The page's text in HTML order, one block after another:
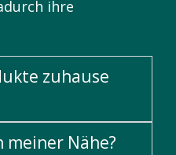
ihre
zuhause
meiner Nähe?